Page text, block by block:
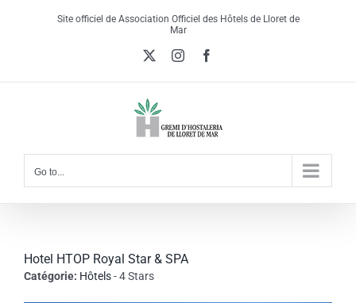
Site officiel de Association Officiel des Hôtels de Lloret de
Mar
Instagram
Go to...
Hotel HTOP Royal Star & SPA
Catégorie: Hôtels- 4 Stars